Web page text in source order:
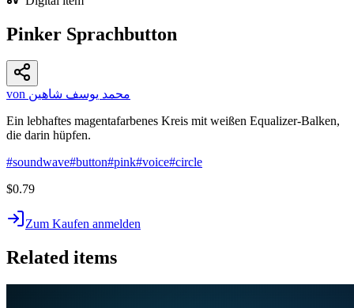
Pinker Sprachbutton
von محمد يوسف شاهين
Ein lebhaftes magentafarbenes Kreis mit weißen Equalizer-Balken,
die darin hüpfen.
#soundwave#button#pink#voice#circle
$0.79
Zum Kaufen anmelden
Related items